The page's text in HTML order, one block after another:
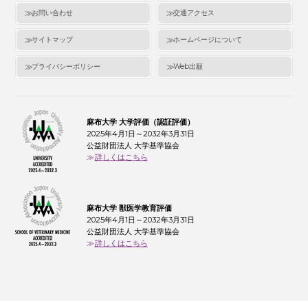
お問い合わせ 交通アクセス
サイトマップ ホームページについて
プライバシーポリシー Web出願
麻布大学 大学評価（認証評価）
2025年4月1日～2032年3月31日
公益財団法人 大学基準協会
詳しくはこちら
麻布大学 獣医学教育評価
2025年4月1日～2032年3月31日
公益財団法人 大学基準協会
詳しくはこちら